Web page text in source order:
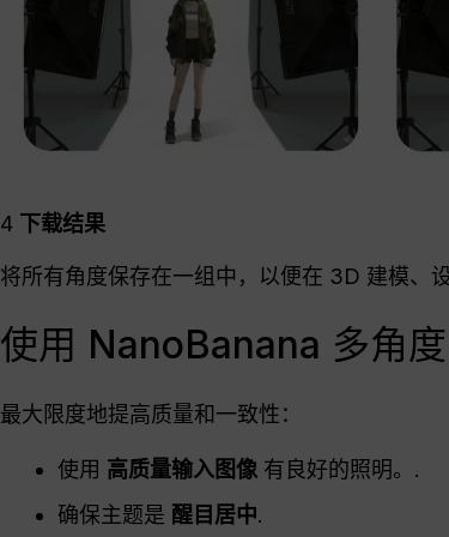
4 下载结果
将所有角度保存在一组中，以便在 3D 建模、
使用 NanoBanana 多角
最大限度地提高质量和一致性：
使用 高质量输入图像 有良好的照明。.
确保主题是 醒目居中.